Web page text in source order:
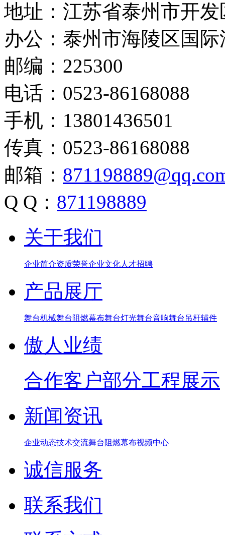
地址：江苏省泰州市开
办公：泰州市海陵区国
邮编：225300
电话：0523-86168088
手机：13801436501
传真：0523-86168088
邮箱：
Q Q： 871198889
关于我们
企业简介资质荣誉企业文化人才招聘
产品展厅
舞台机械舞台阻燃幕布舞台灯光舞台音响舞台吊杆辅件
傲人业绩
合作客户部分工程展示
新闻资讯
企业动态技术交流舞台阻燃幕布视频中心
诚信服务
联系我们